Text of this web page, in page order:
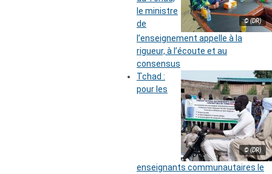
© (DR)
le ministre
de
l’enseignement appelle à la
rigueur, à l’écoute et au
consensus
© (DR)
Tchad :
pour les
enseignants communautaires le